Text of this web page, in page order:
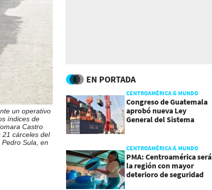
un operativo
índices de
Castro
21 cárceles del
Sula, en
EN PORTADA
CENTROAMÉRICA & MUNDO
Congreso de Guatemala
aprobó nueva Ley
General del Sistema
CENTROAMÉRICA & MUNDO
PMA: Centroamérica será
la región con mayor
deterioro de seguridad